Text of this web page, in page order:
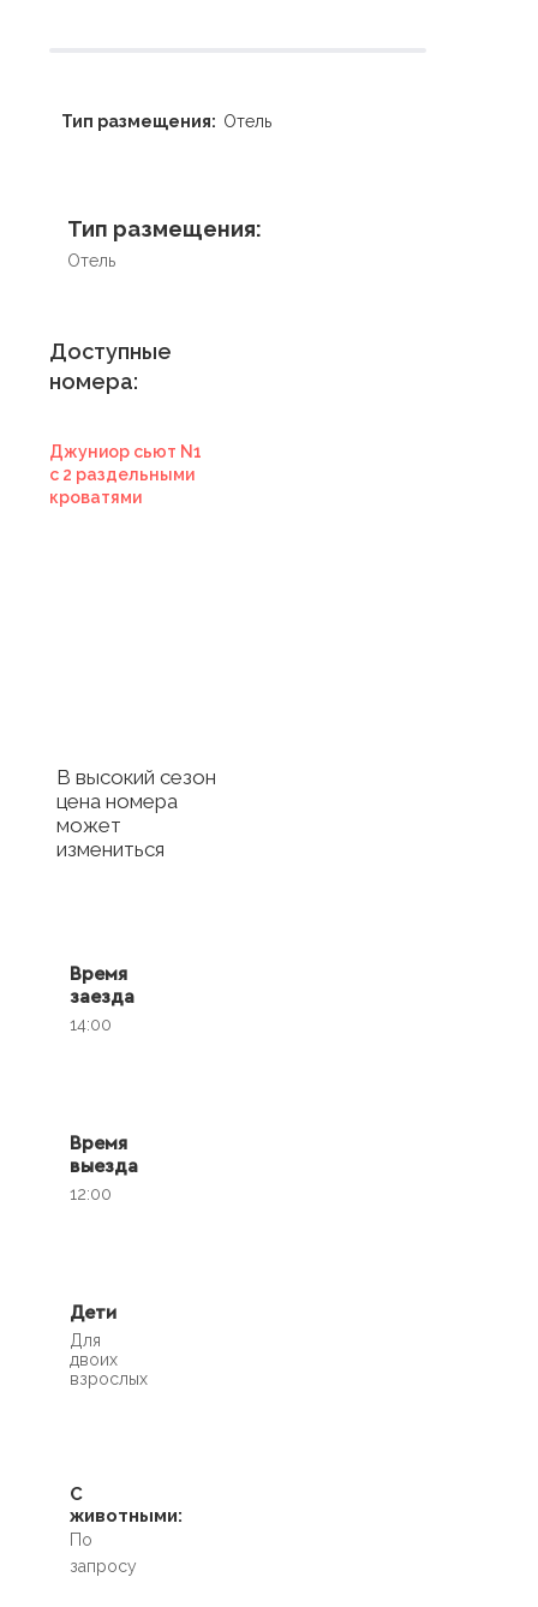
Тип размещения: Отель
Тип размещения:
Отель
Доступные
номера:
Джуниор сьют N1
с 2 раздельными
кроватями
В высокий сезон
цена номера
может
измениться
Время
заезда
14:00
Время
выезда
12:00
Дети
Для
двоих
взрослых
С
животными:
По
запросу